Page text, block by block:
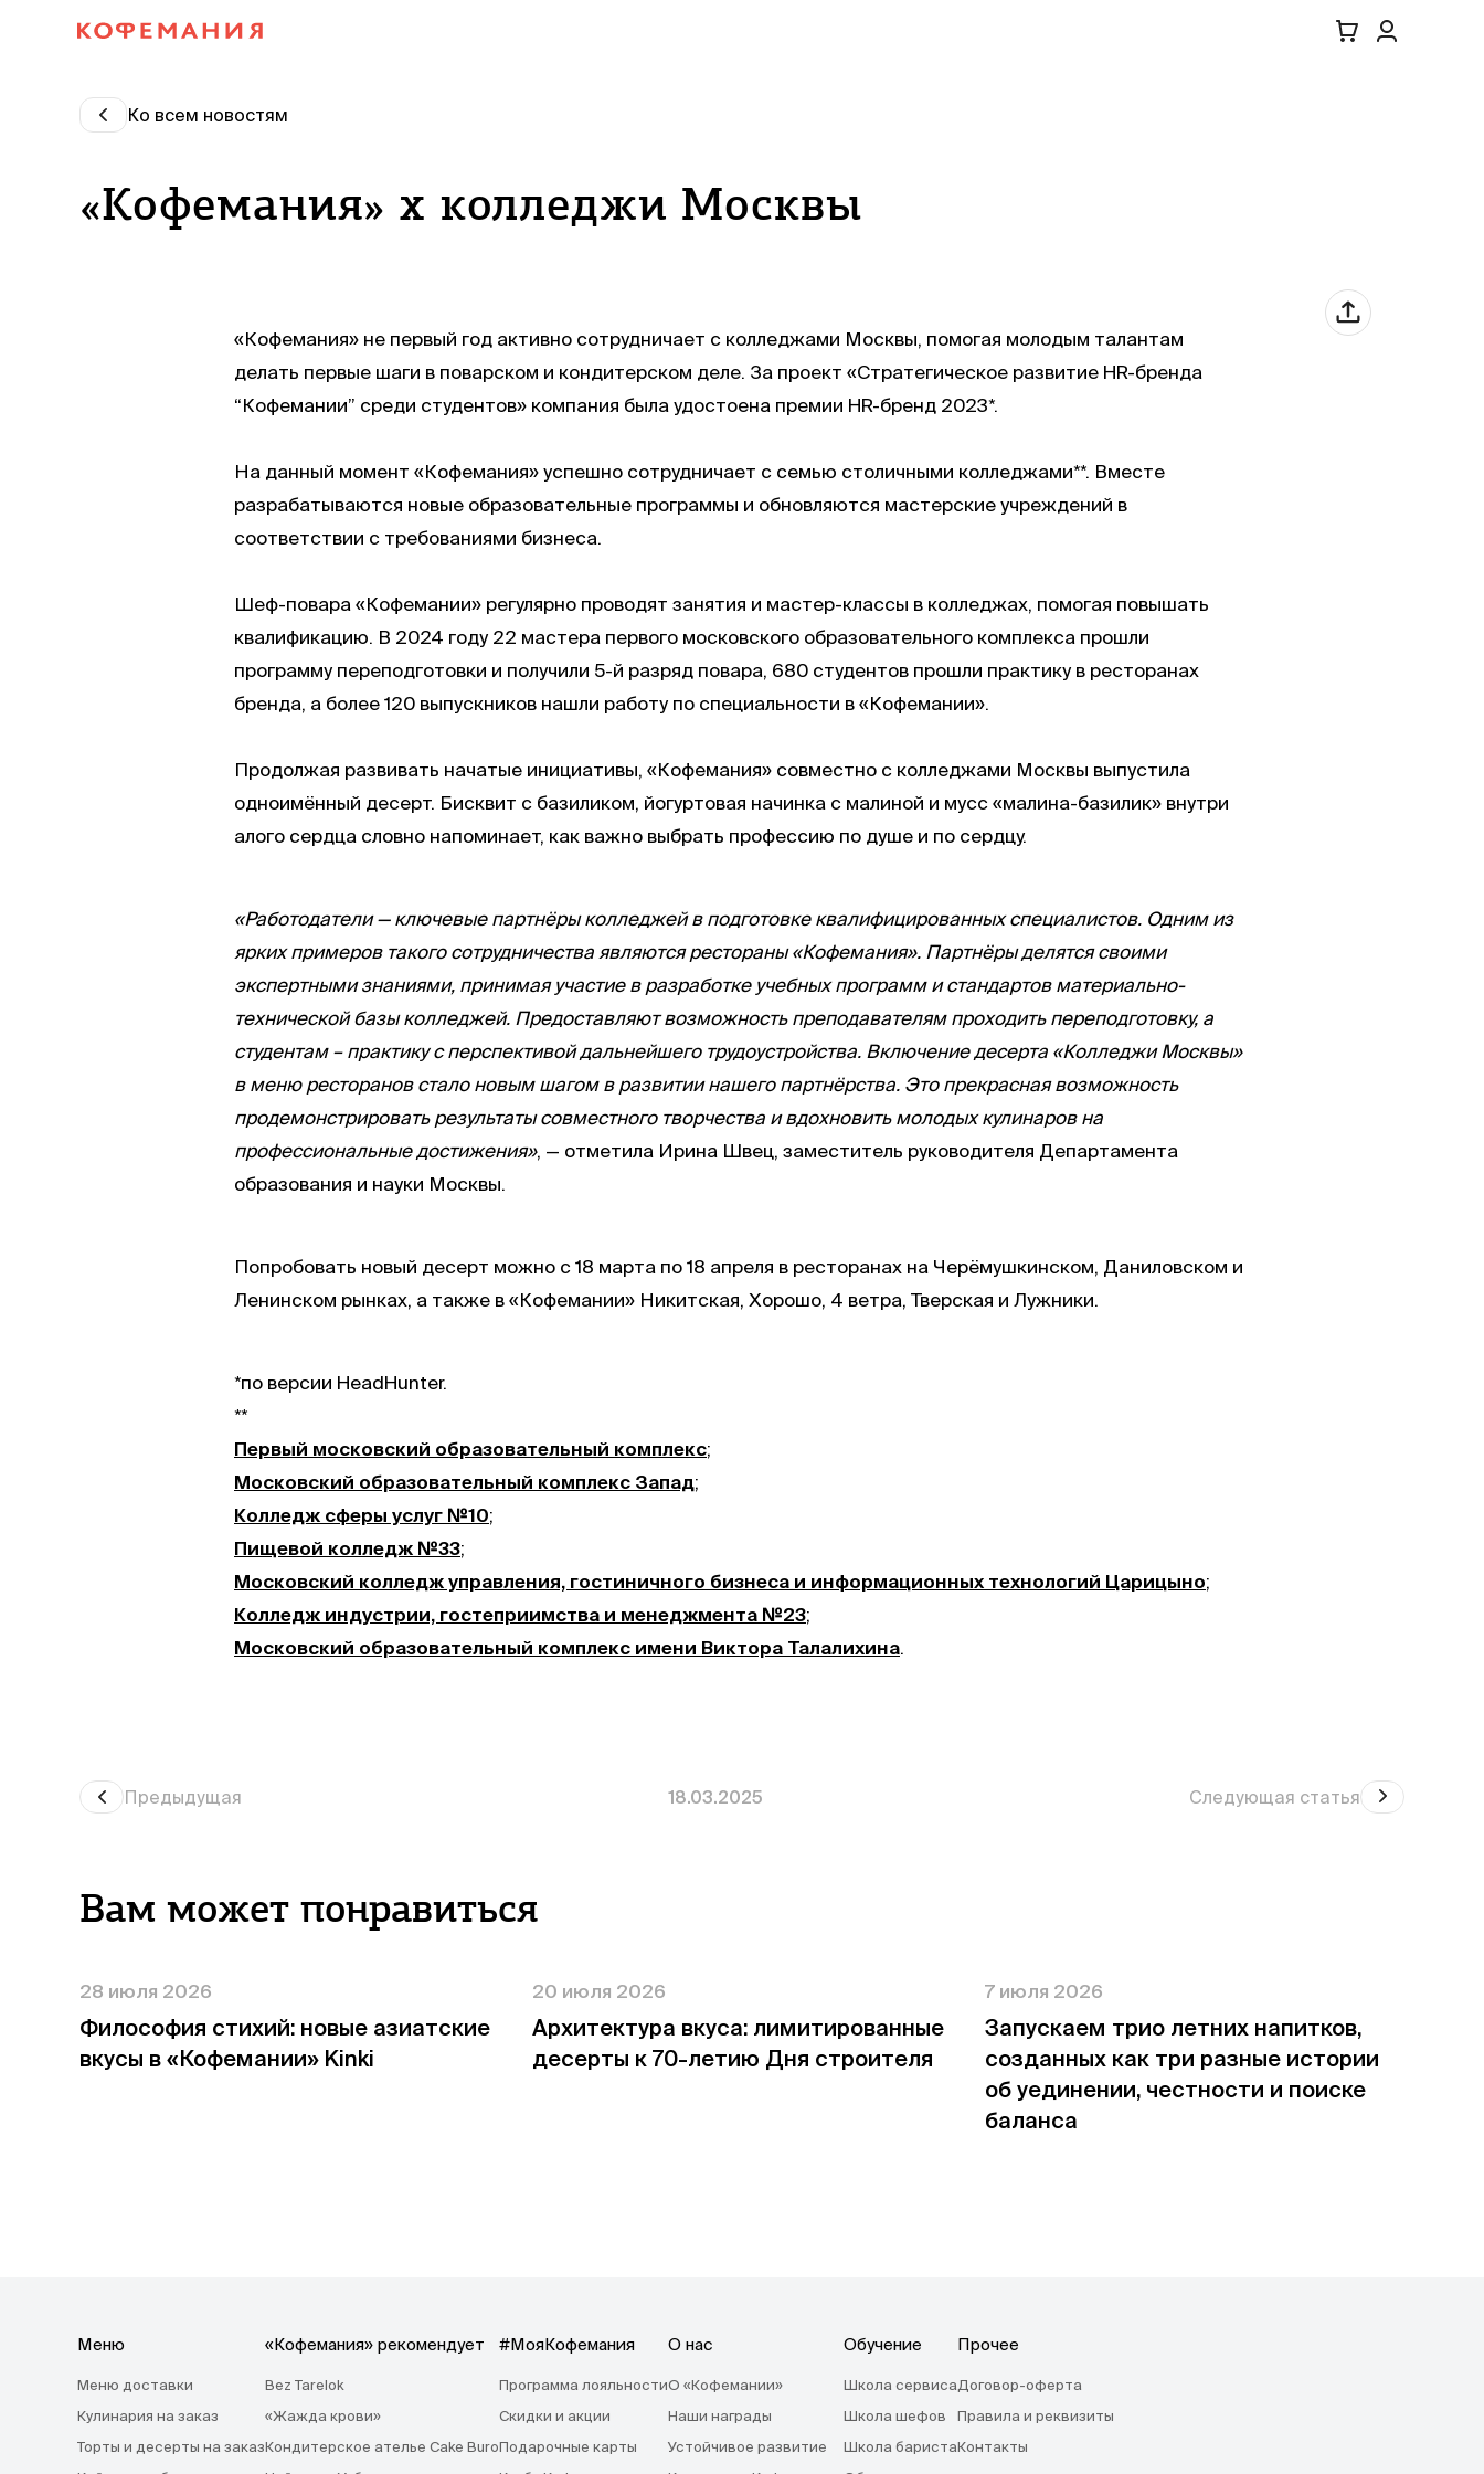
Ко всем новостям
«Кофемания» x колледжи Москвы
«Кофемания» не первый год активно сотрудничает с колледжами Москвы, помогая молодым талантам
делать первые шаги в поварском и кондитерском деле. За проект «Стратегическое развитие HR-бренда
“Кофемании” среди студентов» компания была удостоена премии HR-бренд 2023*.
На данный момент «Кофемания» успешно сотрудничает с семью столичными колледжами**. Вместе
разрабатываются новые образовательные программы и обновляются мастерские учреждений в
соответствии с требованиями бизнеса.
Шеф-повара «Кофемании» регулярно проводят занятия и мастер-классы в колледжах, помогая повышать
квалификацию. В 2024 году 22 мастера первого московского образовательного комплекса прошли
программу переподготовки и получили 5-й разряд повара, 680 студентов прошли практику в ресторанах
бренда, а более 120 выпускников нашли работу по специальности в «Кофемании».
Продолжая развивать начатые инициативы, «Кофемания» совместно с колледжами Москвы выпустила
одноимённый десерт. Бисквит с базиликом, йогуртовая начинка с малиной и мусс «малина-базилик» внутри
алого сердца словно напоминает, как важно выбрать профессию по душе и по сердцу.
«Работодатели — ключевые партнёры колледжей в подготовке квалифицированных специалистов. Одним из
ярких примеров такого сотрудничества являются рестораны «Кофемания». Партнёры делятся своими
экспертными знаниями, принимая участие в разработке учебных программ и стандартов материально-
технической базы колледжей. Предоставляют возможность преподавателям проходить переподготовку, а
студентам – практику с перспективой дальнейшего трудоустройства. Включение десерта «Колледжи Москвы»
в меню ресторанов стало новым шагом в развитии нашего партнёрства. Это прекрасная возможность
продемонстрировать результаты совместного творчества и вдохновить молодых кулинаров на
профессиональные достижения», — отметила Ирина Швец, заместитель руководителя Департамента
образования и науки Москвы.
Попробовать новый десерт можно с 18 марта по 18 апреля в ресторанах на Черёмушкинском, Даниловском и
Ленинском рынках, а также в «Кофемании» Никитская, Хорошо, 4 ветра, Тверская и Лужники.
*по версии HeadHunter.
**
Первый московский образовательный комплекс;
Московский образовательный комплекс Запад;
Колледж сферы услуг №10;
Пищевой колледж №33;
Московский колледж управления, гостиничного бизнеса и информационных технологий Царицыно;
Колледж индустрии, гостеприимства и менеджмента №23;
Московский образовательный комплекс имени Виктора Талалихина.
Предыдущая 18.03.2025 Следующая статья
Вам может понравиться
28 июля 2026
Философия стихий: новые азиатские
вкусы в «Кофемании» Kinki
20 июля 2026
Архитектура вкуса: лимитированные
десерты к 70-летию Дня строителя
7 июля 2026
Запускаем трио летних напитков,
созданных как три разные истории
об уединении, честности и поиске
баланса
Меню
Меню доставки
Кулинария на заказ
Торты и десерты на заказ
«Кофемания» рекомендует
Bez Tarelok
«Жажда крови»
Кондитерское ателье Cake Buro
#МояКофемания
Программа лояльности
Скидки и акции
Подарочные карты
О нас
О «Кофемании»
Наши награды
Устойчивое развитие
Обучение
Школа сервиса
Школа шефов
Школа бариста
Прочее
Договор-оферта
Правила и реквизиты
Контакты